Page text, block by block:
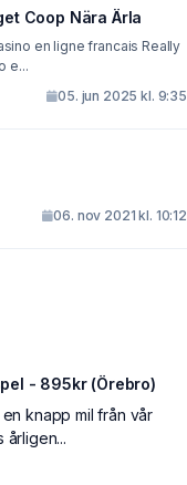
Coop Nära Ärla
en ligne francais Really
e...
05. jun 2025 kl. 9:35
06. nov 2021 kl. 10:12
- 895kr (Örebro)
knapp mil från vår
årligen...